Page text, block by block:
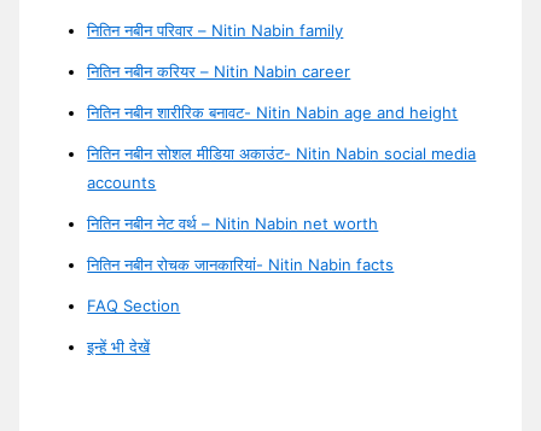
नितिन नबीन परिवार – Nitin Nabin family
नितिन नबीन करियर – Nitin Nabin career
नितिन नबीन शारीरिक बनावट- Nitin Nabin age and height
नितिन नबीन सोशल मीडिया अकाउंट- Nitin Nabin social media
accounts
नितिन नबीन नेट वर्थ – Nitin Nabin net worth
नितिन नबीन रोचक जानकारियां- Nitin Nabin facts
FAQ Section
इन्हें भी देखें